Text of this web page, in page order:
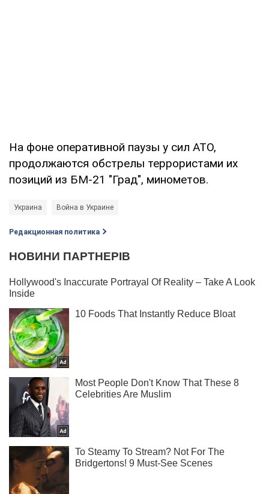
На фоне оперативной паузы у сил АТО,
продолжаются обстрелы террористами их
позиций из БМ-21 "Град", минометов.
Украина Война в Украине
Редакционная политика